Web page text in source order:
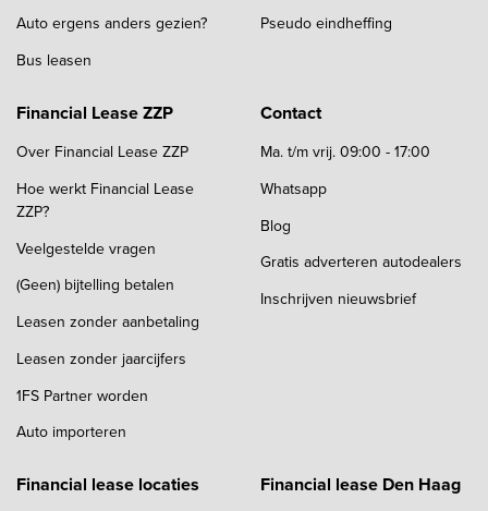
Auto ergens anders gezien?
Bus leasen
Pseudo eindheffing
Financial Lease ZZP
Over Financial Lease ZZP
Hoe werkt Financial Lease
ZZP?
Veelgestelde vragen
(Geen) bijtelling betalen
Leasen zonder aanbetaling
Leasen zonder jaarcijfers
1FS Partner worden
Auto importeren
Contact
Ma. t/m vrij. 09:00 - 17:00
Whatsapp
Blog
Gratis adverteren autodealers
Inschrijven nieuwsbrief
Financial lease locaties Financial lease Den Haag